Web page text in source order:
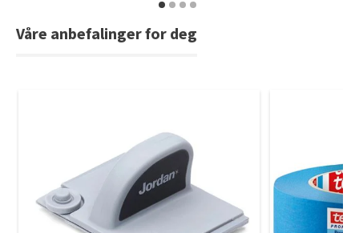
Våre anbefalinger for deg